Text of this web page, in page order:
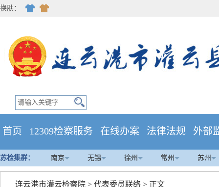
换肤：
首页 12309检察服务 在线办案 法律法规 外部
苏检集群： 南京 无锡 徐州 常州 苏州
连云港市灌云检察院 > 代表委员联络 > 正文